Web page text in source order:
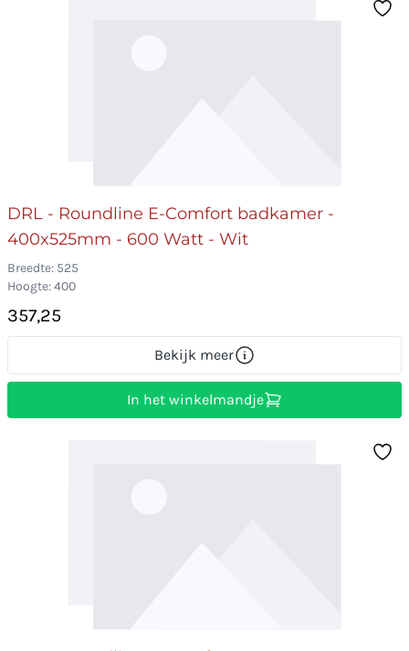
DRL - Roundline E-Comfort badkamer -
400x525mm - 600 Watt - Wit
Breedte: 525
Hoogte: 400
357,25
Bekijk meer
In het winkelmandje